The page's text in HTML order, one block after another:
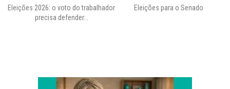
Eleições 2026: o voto do trabalhador
precisa defender...
Eleições para o Senado